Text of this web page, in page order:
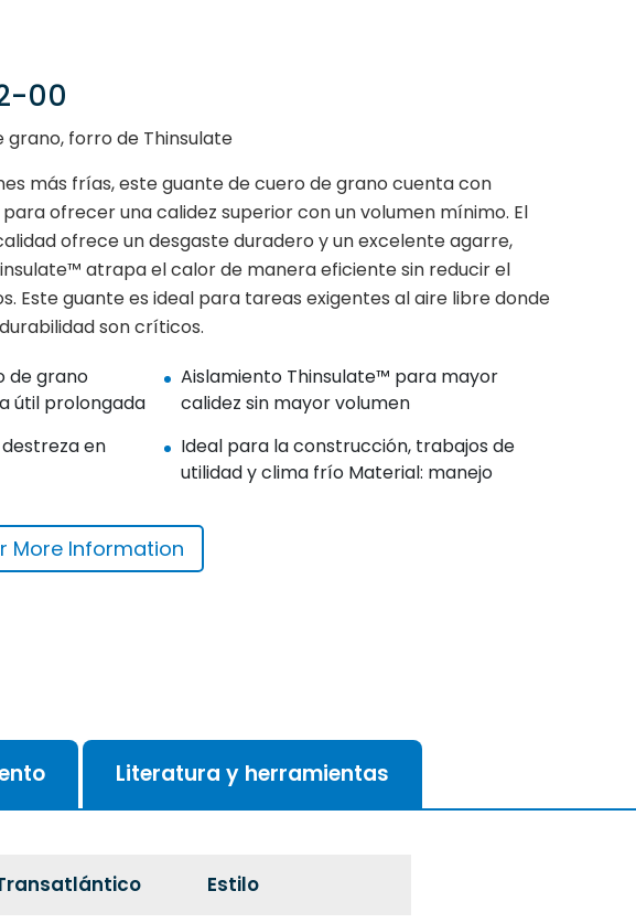
00
forro de Thinsulate
más frías, este guante de cuero de grano cuenta con
ofrecer una calidez superior con un volumen mínimo. El
ofrece un desgaste duradero y un excelente agarre,
atrapa el calor de manera eficiente sin reducir el
Este guante es ideal para tareas exigentes al aire libre donde
son críticos.
de grano
útil prolongada
Aislamiento Thinsulate™ para mayor
calidez sin mayor volumen
en
Ideal para la construcción, trabajos de
utilidad y clima frío Material: manejo
More Information
Literatura y herramientas
Estilo